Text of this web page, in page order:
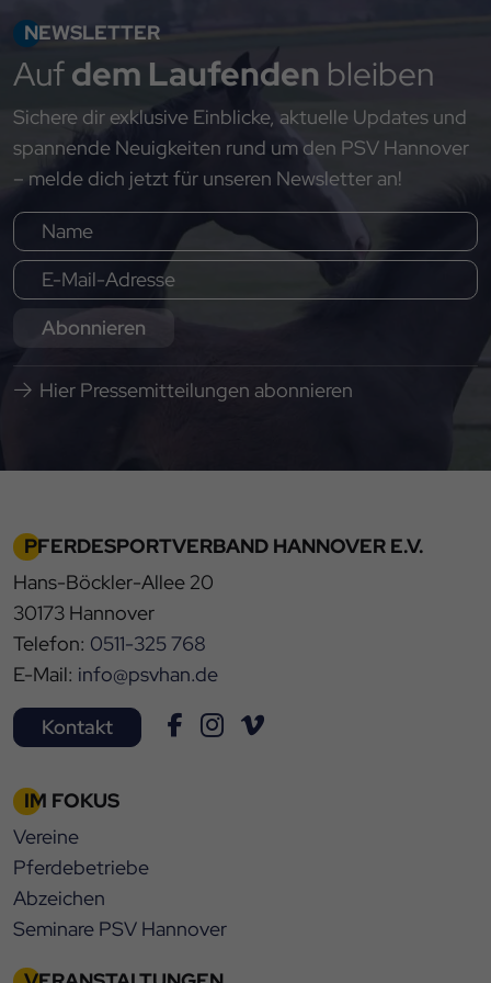
NEWSLETTER
Aufdem Laufenden bleiben
Sichere dir exklusive Einblicke, aktuelle Updates und
spannende Neuigkeiten rund um den PSV Hannover
– melde dich jetzt für unseren Newsletter an!
Abonnieren
Hier Pressemitteilungen abonnieren
PFERDESPORTVERBAND HANNOVER E.V.
Hans-Böckler-Allee 20
30173 Hannover
Telefon: 0511-325 768
E-Mail: info@psvhan.de
Kontakt
IM FOKUS
Vereine
Pferdebetriebe
Abzeichen
Seminare PSV Hannover